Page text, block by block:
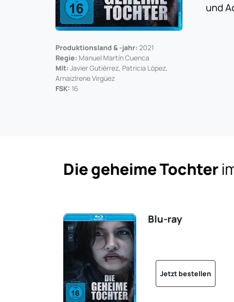
Produktionsland & -jahr: 2021
Regie: Manuel Martín Cuenca
Mit: Javier Gutiérrez, Patricia López,
ArnaizIrene Virgüez
FSK: 16
und
Die geheime Tochter
Blu-ray
Jetzt bestellen